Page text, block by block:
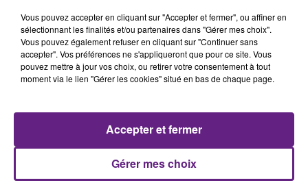
dans le département et la région.
Publié : 28 septembre 2023 à 17h45 par la rédaction
Vous pouvez accepter en cliquant sur "Accepter et fermer", ou affiner en
sélectionnant les finalités et/ou partenaires dans "Gérer mes choix".
Vous pouvez également refuser en cliquant sur "Continuer sans
accepter". Vos préférences ne s'appliqueront que pour ce site. Vous
pouvez mettre à jour vos choix, ou retirer votre consentement à tout
moment via le lien "Gérer les cookies" situé en bas de chaque page.
Gérer mes choix
Accepter et fermer